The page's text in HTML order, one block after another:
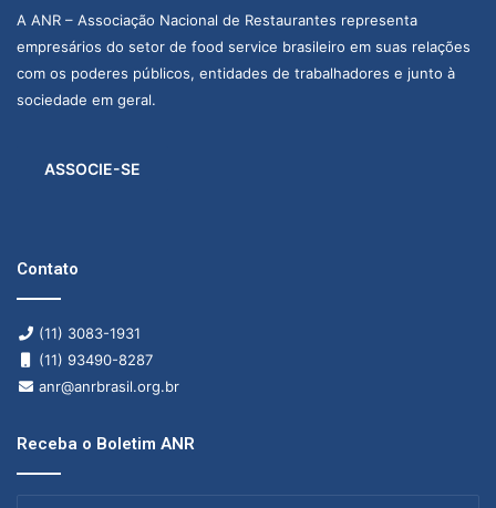
A ANR – Associação Nacional de Restaurantes representa
empresários do setor de food service brasileiro em suas relações
com os poderes públicos, entidades de trabalhadores e junto à
sociedade em geral.
ASSOCIE-SE
Contato
(11) 3083-1931
(11) 93490-8287
anr@anrbrasil.org.br
Receba o Boletim ANR